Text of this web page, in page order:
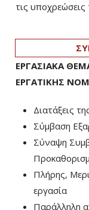
τις υποχρεώσεις
ΕΡΓΑΣΙΑΚΑ
ΕΡΓΑΤΙΚΗΣ
Διατάξεις
Σύμβαση
Σύναψη
Πλήρης,
εργασία
Παράλληλη